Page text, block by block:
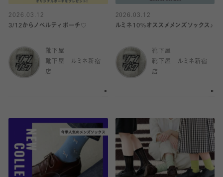
2026.03.12
3/12からノベルティポーチ♡
靴下屋
靴下屋 ルミネ新宿
店
2026.03.12
ルミネ10%オススメメンズソックス♪
靴下屋
靴下屋 ルミネ新宿
店